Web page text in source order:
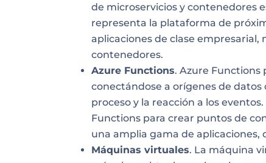
de microservicios y contenedores
representa la plataforma de
aplicaciones de clase empresarial,
contenedores.
Azure Functions. Azure Functions
conectándose a orígenes de
proceso y la reacción a los
Functions para crear puntos de
una amplia gama de aplicaciones,
Máquinas virtuales. La máquina